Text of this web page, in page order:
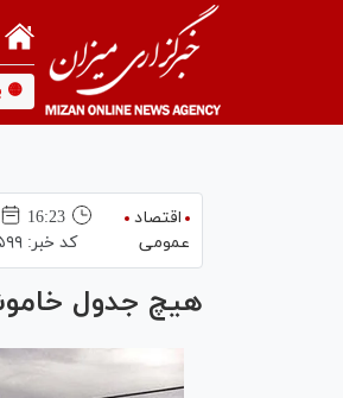
🟡
اقتصاد
عمومی
16:23
کد خبر:
هیچ جدول